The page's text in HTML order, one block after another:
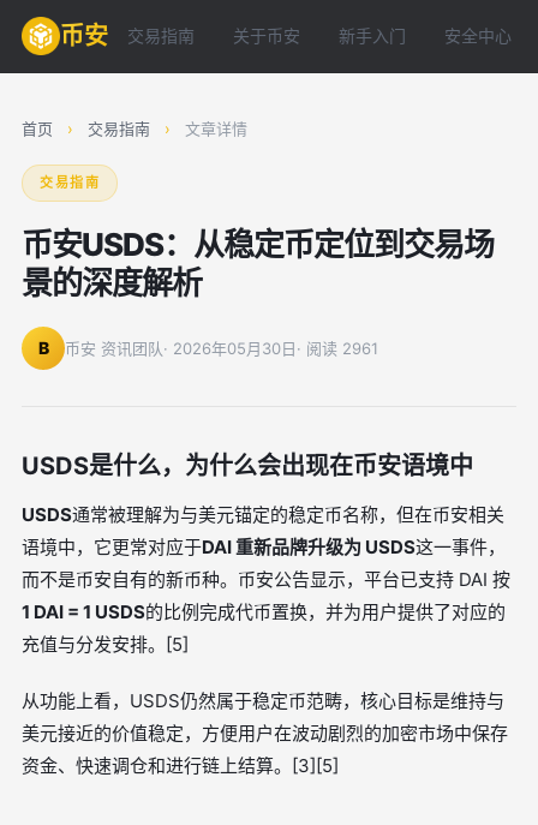
币安 交易指南 关于币安 新手入门 安全中心
首页 › 交易指南 › 文章详情
交易指南
币安USDS：从稳定币定位到交易场
景的深度解析
B 币安 资讯团队· 2026年05月30日· 阅读 2961
USDS是什么，为什么会出现在币安语境中
USDS通常被理解为与美元锚定的稳定币名称，但在币安相关
语境中，它更常对应于DAI 重新品牌升级为 USDS这一事件，
而不是币安自有的新币种。币安公告显示，平台已支持 DAI 按
1 DAI = 1 USDS的比例完成代币置换，并为用户提供了对应的
充值与分发安排。[5]
从功能上看，USDS仍然属于稳定币范畴，核心目标是维持与
美元接近的价值稳定，方便用户在波动剧烈的加密市场中保存
资金、快速调仓和进行链上结算。[3][5]